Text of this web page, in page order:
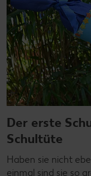
Der erste
Schultüte
Haben sie nicht
einmal sind sie so